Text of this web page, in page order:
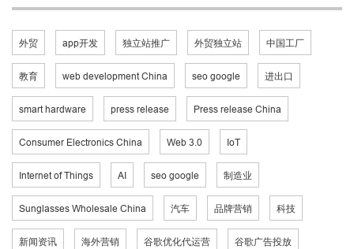
外贸 app开发 独立站推广 外贸独立站 中国工厂
教育 web development China seo google 进出口
smart hardware press release Press release China
Consumer Electronics China Web 3.0 IoT
Internet of Things AI seo google 制造业
Sunglasses Wholesale China 汽车 品牌营销 科技
新闻资讯 海外营销 谷歌优化代运营 谷歌广告投放